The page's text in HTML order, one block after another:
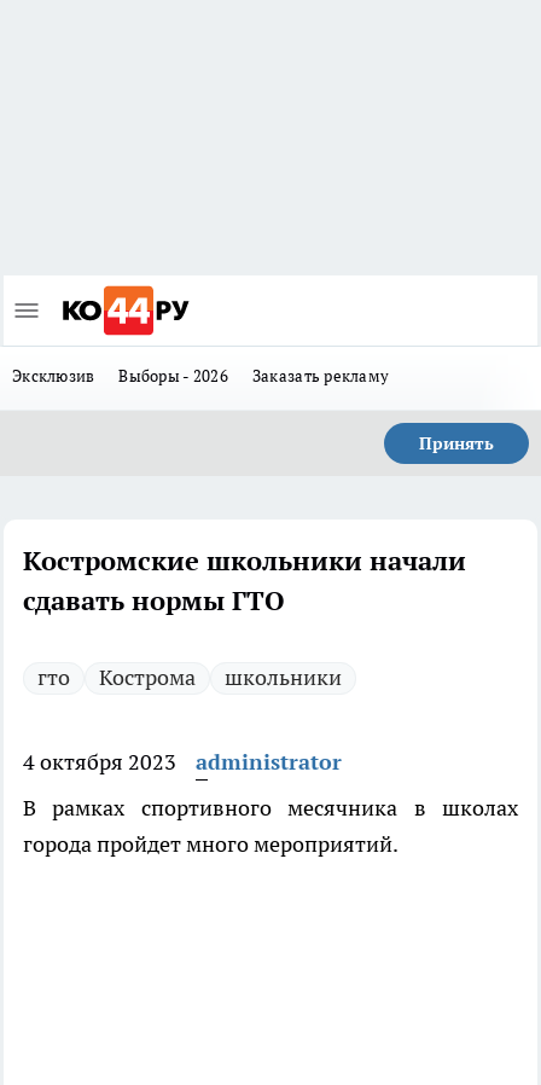
Эксклюзив Выборы - 2026 Заказать рекламу
Принять
Костромские школьники начали
сдавать нормы ГТО
гто Кострома школьники
4 октября 2023
administrator
В рамках спортивного месячника в школах
города пройдет много мероприятий.